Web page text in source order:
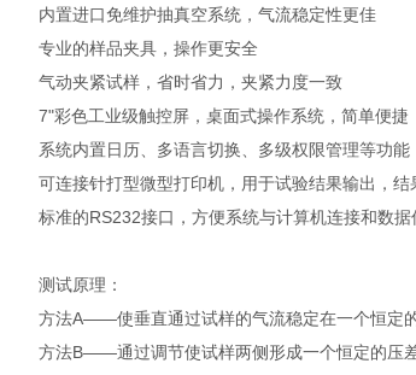
内置进口免维护抽真空系统，气流稳定性更佳
专业的样品夹具，操作更安全
气动夹紧试样，省时省力，夹紧力度一致
7"彩色工业级触控屏，桌面式操作系统，简单便捷
系统内置日历、多语言切换、多级权限管理等功能
可连接针打型微型打印机，用于试验结果输出，结
标准的RS232接口，方便系统与计算机连接和数据
测试原理：
方法A——使垂直通过试样的气流稳定在一个恒定
方法B——通过调节使试样两侧形成一个恒定的压